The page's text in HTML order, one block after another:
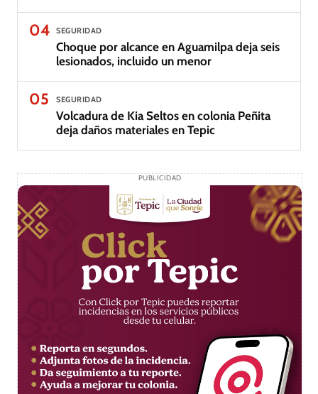
04 SEGURIDAD
Choque por alcance en Aguamilpa deja seis
lesionados, incluido un menor
05 SEGURIDAD
Volcadura de Kia Seltos en colonia Peñita
deja daños materiales en Tepic
PUBLICIDAD